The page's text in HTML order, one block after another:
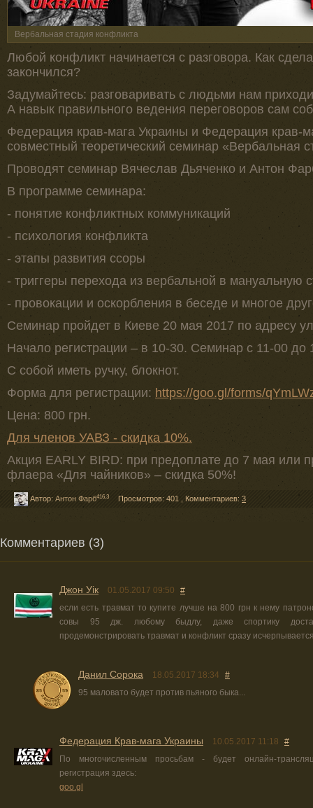
Вербальная стадия конфликта
Любой конфликт начинается с разговора. Как
закончился?
Задумайтесь: разговаривать с людьми нам
А навык правильного ведения переговоров сам
Федерация крав-мага Украины и Федерация крав-
совместный теоретический семинар «Вербальная
Проводят семинар Вячеслав Дьяченко и Антон
В программе семинара:
- понятие конфликтных коммуникаций
- психология конфликта
- этапы развития ссоры
- триггеры перехода из вербальной в мануальную
- провокации и оскорбления в беседе и многое
Семинар пройдет в Киеве 20 мая 2017 по адресу
Начало регистрации – в 10-30. Семинар с 11-00 до
С собой иметь ручку, блокнот.
Форма для регистрации: https://goo.gl/forms/
Цена: 800 грн.
Для членов УАВЗ - скидка 10%.
Акция EARLY BIRD: при предоплате до 7 мая или
флаера «Для чайников» – скидка 50%!
Автор: Антон Фарб416,3 Просмотров: 401 , Комментариев: 3
Комментариев (3)
Джон Уік 01.05.2017 09:50
#
если есть травмат то купите лучше на 800 грн к нему
совы 95 дж. любому быдлу, даже спортику
продемонстрировать травмат и конфликт сразу
Данил Сорока 18.05.2017 18:34
#
95 маловато будет против пьяного быка...
Федерация Крав-мага Украины 10.05.2017 11:18
#
По многочисленным просьбам - будет онлайн-
регистрация здесь:
goo.gl